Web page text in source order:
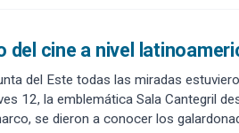
del cine a nivel
del Este todas las miradas
12, la emblemática Sala Cantegril
se dieron a conocer los